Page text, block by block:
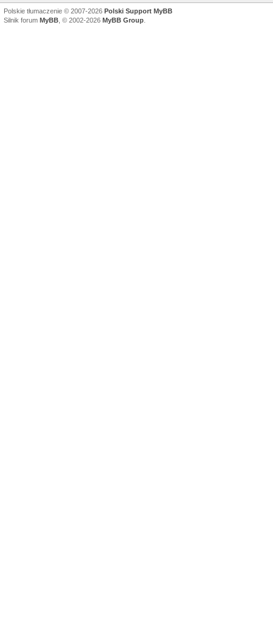
Polskie tłumaczenie © 2007-2026 Polski Support MyBB
Silnik forum MyBB , © 2002-2026 MyBB Group